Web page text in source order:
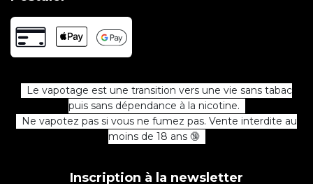
Le vapotage est une transition vers une vie sans tabac
puis sans dépendance à la nicotine.
Ne vapotez pas si vous ne fumez pas. Vente interdite au
moins de 18 ans 🔞
Inscription à la newsletter